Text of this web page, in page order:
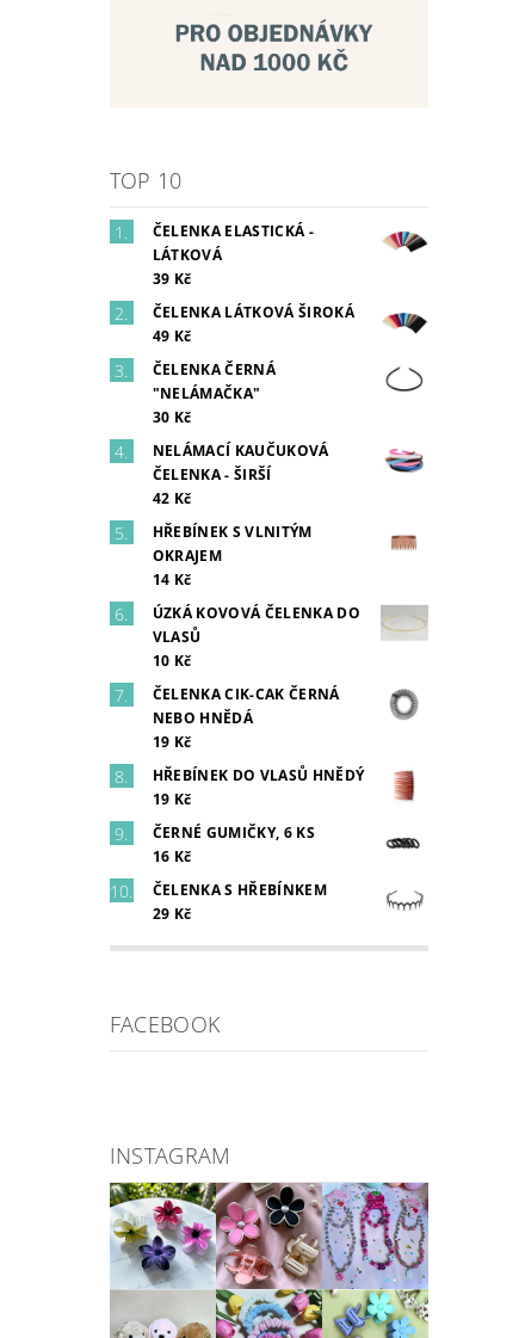
TOP 10
ČELENKA ELASTICKÁ -
LÁTKOVÁ
39 Kč
ČELENKA LÁTKOVÁ ŠIROKÁ
49 Kč
ČELENKA ČERNÁ
"NELÁMAČKA"
30 Kč
NELÁMACÍ KAUČUKOVÁ
ČELENKA - ŠIRŠÍ
42 Kč
HŘEBÍNEK S VLNITÝM
OKRAJEM
14 Kč
ÚZKÁ KOVOVÁ ČELENKA DO
VLASŮ
10 Kč
ČELENKA CIK-CAK ČERNÁ
NEBO HNĚDÁ
19 Kč
HŘEBÍNEK DO VLASŮ HNĚDÝ
19 Kč
ČERNÉ GUMIČKY, 6 KS
16 Kč
ČELENKA S HŘEBÍNKEM
29 Kč
FACEBOOK
INSTAGRAM